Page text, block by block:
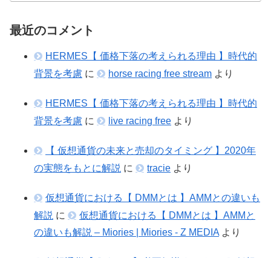
最近のコメント
HERMES【 価格下落の考えられる理由 】時代的
背景を考慮 に horse racing free stream より
HERMES【 価格下落の考えられる理由 】時代的
背景を考慮 に live racing free より
【 仮想通貨の未来と売却のタイミング 】2020年
の実態をもとに解説 に tracie より
仮想通貨における【 DMMとは 】AMMとの違いも
解説 に
仮想通貨における【 DMMとは 】AMMと
の違いも解説 – Miories | Miories - Z MEDIA より